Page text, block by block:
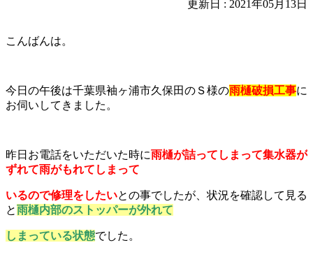
更新日 : 2021年05月13日
こんばんは。
今日の午後は千葉県袖ヶ浦市久保田のＳ様の雨樋破損工事に
お伺いしてきました。
昨日お電話をいただいた時に雨樋が詰ってしまって集水器が
ずれて雨がもれてしまって
いるので修理をしたいとの事でしたが、状況を確認して見る
と雨樋内部のストッパーが外れて
しまっている状態でした。